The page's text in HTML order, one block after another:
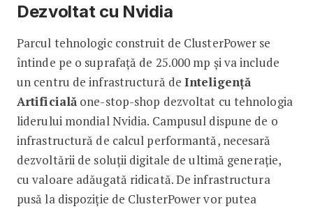
Dezvoltat cu Nvidia
Parcul tehnologic construit de ClusterPower se
întinde pe o suprafață de 25.000 mp și va include
un centru de infrastructură deInteligență
Artificialăone-stop-shop dezvoltat cu tehnologia
liderului mondial Nvidia. Campusul dispune de o
infrastructură de calcul performantă, necesară
dezvoltării de soluții digitale de ultimă generație,
cu valoare adăugată ridicată. De infrastructura
pusă la dispoziție de ClusterPower vor putea